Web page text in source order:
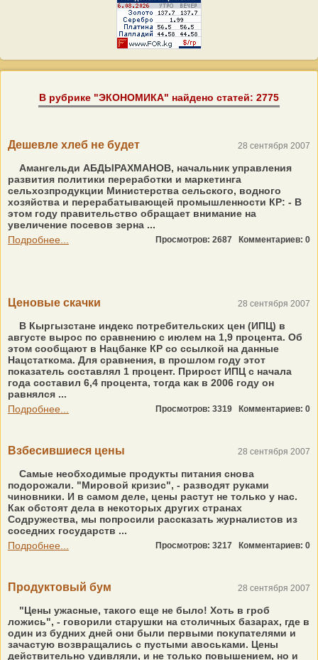
В рубрике "ЭКОНОМИКА" найдено статей: 2775
Дешевле хлеб не будет 28 сентября 2007
Амангельди АБДЫРАХМАНОВ, начальник управления
развития политики переработки и маркетинга
сельхозпродукции Министерства сельского, водного
хозяйства и перерабатывающей промышленности КР: - В
этом году правительство обращает внимание на
увеличение посевов зерна ...
Подробнее...
Просмотров: 2687 Комментариев: 0
Ценовые скачки 28 сентября 2007
В Кыргызстане индекс потребительских цен (ИПЦ) в
августе вырос по сравнению с июлем на 1,9 процента. Об
этом сообщают в Нацбанке КР со ссылкой на данные
Нацстаткома. Для сравнения, в прошлом году этот
показатель составлял 1 процент. Прирост ИПЦ с начала
года составил 6,4 процента, тогда как в 2006 году он
равнялся ...
Подробнее...
Просмотров: 3319 Комментариев: 0
Взбесившиеся цены 28 сентября 2007
Самые необходимые продукты питания снова
подорожали. "Мировой кризис", - разводят руками
чиновники. И в самом деле, цены растут не только у нас.
Как обстоят дела в некоторых других странах
Содружества, мы попросили рассказать журналистов из
соседних государств ...
Подробнее...
Просмотров: 3217 Комментариев: 0
Продуктовый бум 28 сентября 2007
"Цены ужасные, такого еще не было! Хоть в гроб
ложись", - говорили старушки на столичных базарах, где в
один из будних дней они были первыми покупателями и
зачастую возвращались с пустыми авоськами. Цены
действительно удивляли, и не только повышением, но и